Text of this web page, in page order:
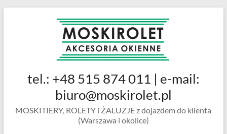
MOSKIROLET
siatki na
okienne |
tel.: +48 515 874 011 | e-mail:
biuro@moskirolet.pl
MOSKITIERY, ROLETY i ŻALUZJE z dojazdem do klienta
(Warszawa i okolice)